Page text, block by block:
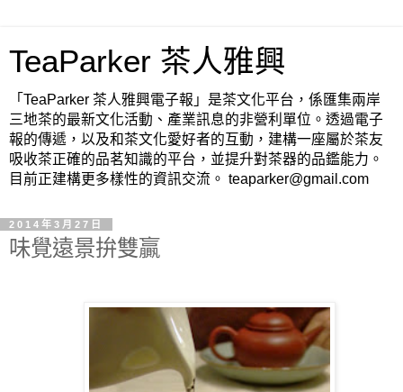
TeaParker 茶人雅興
「TeaParker 茶人雅興電子報」是茶文化平台，係匯集兩岸
三地茶的最新文化活動、產業訊息的非營利單位。透過電子
報的傳遞，以及和茶文化愛好者的互動，建構一座屬於茶友
吸收茶正確的品茗知識的平台，並提升對茶器的品鑑能力。
目前正建構更多樣性的資訊交流。 teaparker@gmail.com
2014年3月27日
味覺遠景拚雙贏